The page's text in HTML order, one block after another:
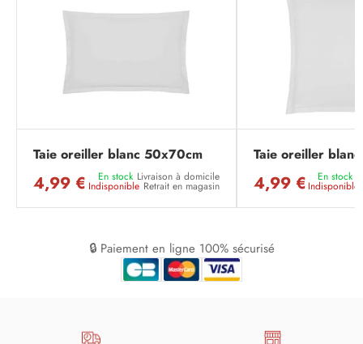
Taie oreiller blanc 50x70cm
4,99 € En stock Livraison à domicile
Indisponible Retrait en magasin
Taie oreiller
4,99 € En stock
Indisponible
🔒 Paiement en ligne 100% sécurisé